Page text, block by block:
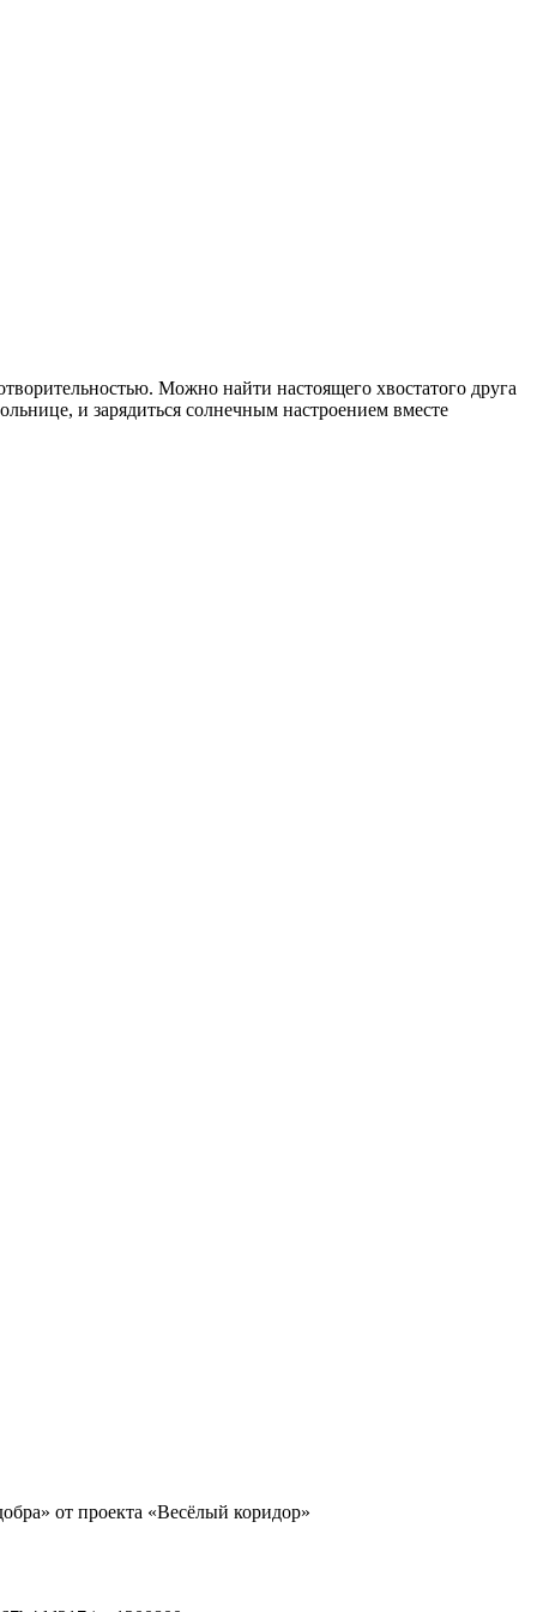
Можно найти настоящего хвостатого друга
и зарядиться солнечным настроением вместе
от проекта «Весёлый коридор»